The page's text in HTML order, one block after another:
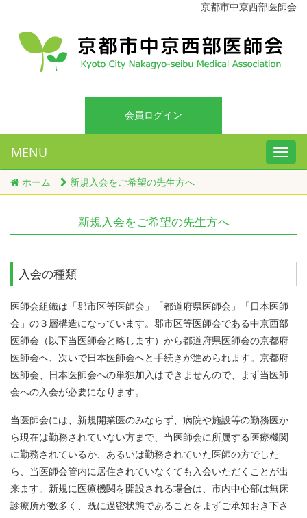
京都市中京西部医師会
会員ログイン
MENU
ホーム 新規入会をご希望の先生方へ
新規入会をご希望の先生方へ
入会の種類
医師会組織は「郡市区等医師会」「都道府県医師会」「日本医師
会」の３層構造になっています。郡市区等医師会である中京西部
医師会（以下当医師会と略します）から都道府県医師会の京都府
医師会へ、次いで日本医師会へと手続きが進められます。京都府
医師会、日本医師会への単独加入はできませんので、まず当医師
会への入会が必要になります。
当医師会には、新規開業医のみならず、病院や施設等の勤務医か
ら現在は勤務されていない方まで、当医師会に所属する医療機関
に勤務されているか、あるいは勤務されていた医師の方でした
ら、当医師会管内に居住されていなくても入会いただくことが出
来ます。新規に医療機関を開設される場合は、市内中心部は無床
診療所が数多く、既に過密状態であることをまずご承知おき下さ